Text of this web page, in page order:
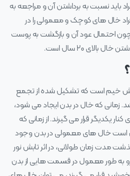
باید نسبت به برداشتن آن و مراجعه به
خال‌ های کوچک و معمولی را در
سال برندارند چون احتمال عود آن و بازگشت به پوست
بالای ۲۰ سال است.
خیم است که تشکیل شده از تجمع
که خال در بدن ایجاد می شود،
یکدیگر قرار می گیرند. از زمانی که
است خال های معمولی در بدن وجود
مدت زمان طولانی، در اثر تابش نور
رو به طور معمول در قسمت هایی از بدن